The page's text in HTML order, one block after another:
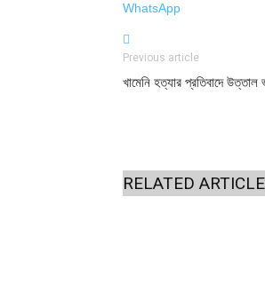
WhatsApp
Previous article
খামেনি হত্যার প্রতিবাদে উত্তাল
RELATED